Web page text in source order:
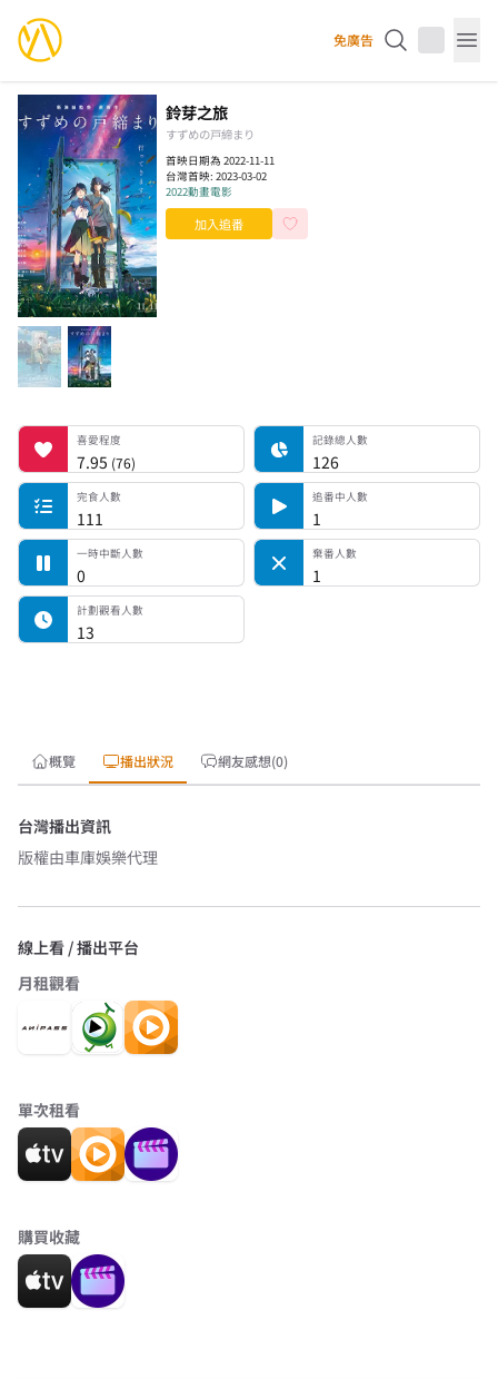
YourAnimes 你的動畫 免廣告
鈴芽之旅
すずめの戸締まり
首映日期為 2022-11-11
台灣首映: 2023-03-02
2022動畫電影
加入追番
喜愛程度喜愛程度
7.95 (76)
記錄總人數 記錄總人數
126
完食人數
完食人數
111
追番中人數
追番中人數
1
一時中斷人數
一時中斷人數
0
棄番人數
棄番人數
1
計劃觀看人數
計劃觀看人數
13
概覽 播出狀況 網友感想(0)
台灣播出資訊
版權由車庫娛樂代理
線上看 / 播出平台
月租觀看
單次租看
購買收藏